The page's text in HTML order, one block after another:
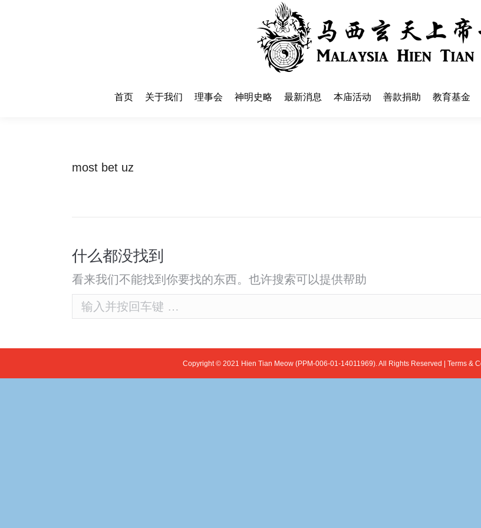
首页 关于我们 理事会 神明史略 最新消息 本庙活动 善款捐助 教育基金
most bet uz
什么都没找到
看来我们不能找到你要找的东西。也许搜索可以提供帮助
Search:
Copyright © 2021 Hien Tian Meow (PPM-006-01-14011969). All Rights Reserved | Terms &
神明史略 最新消息 本庙活动 善款捐助 教育基金